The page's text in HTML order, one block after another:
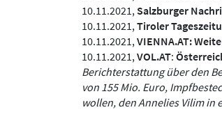
10.11.2021, Salzburger
10.11.2021, Tiroler
10.11.2021, VIENNA.AT:
10.11.2021, VOL.AT:
Berichterstattung über den
von 155 Mio. Euro,
wollen, den Annelies Vilim in